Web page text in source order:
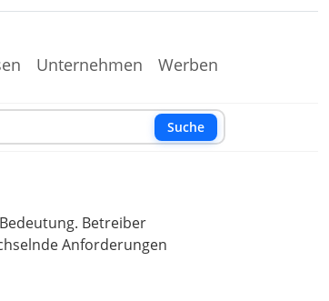
Unternehmen Werben
Suche
Betreiber
Anforderungen